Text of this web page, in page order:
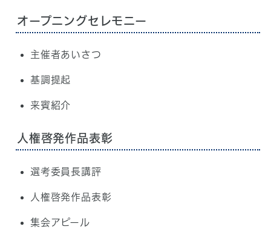
オープニングセレモニー
主催者あいさつ
基調提起
来賓紹介
人権啓発作品表彰
選考委員長講評
人権啓発作品表彰
集会アピール